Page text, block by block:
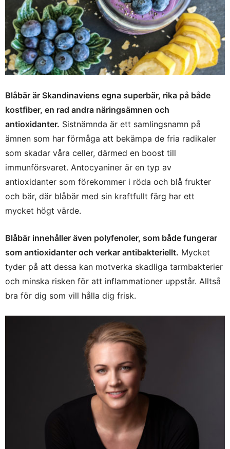
Blåbär är Skandinaviens egna superbär, rika på både
kostfiber, en rad andra näringsämnen och
antioxidanter. Sistnämnda är ett samlingsnamn på
ämnen som har förmåga att bekämpa de fria radikaler
som skadar våra celler, därmed en boost till
immunförsvaret. Antocyaniner är en typ av
antioxidanter som förekommer i röda och blå frukter
och bär, där blåbär med sin kraftfullt färg har ett
mycket högt värde.
Blåbär innehåller även polyfenoler, som både fungerar
som antioxidanter och verkar antibakteriellt. Mycket
tyder på att dessa kan motverka skadliga tarmbakterier
och minska risken för att inflammationer uppstår. Alltså
bra för dig som vill hålla dig frisk.